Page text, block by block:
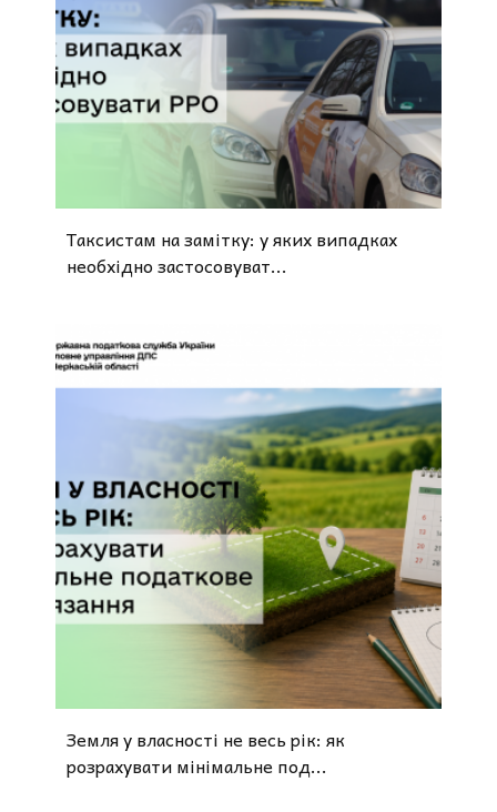
Таксистам на замітку: у яких випадках
необхідно застосовуват...
Земля у власності не весь рік: як
розрахувати мінімальне под...